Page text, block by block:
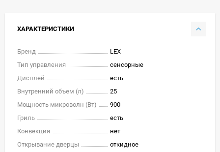
ХАРАКТЕРИСТИКИ
Бренд
LEX
Тип управления
сенсорные
Дисплей
есть
Внутренний объем (л)
25
Мощность микроволн (Вт)
900
Гриль
есть
Конвекция
нет
Открывание дверцы
откидное